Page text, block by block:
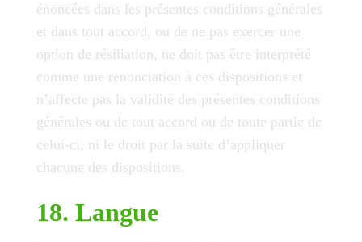
énoncées dans les présentes conditions générales
et dans tout accord, ou de ne pas exercer une
option de résiliation, ne doit pas être interprété
comme une renonciation à ces dispositions et
n’affecte pas la validité des présentes conditions
générales ou de tout accord ou de toute partie de
celui-ci, ni le droit par la suite d’appliquer
chacune des dispositions.
18. Langue